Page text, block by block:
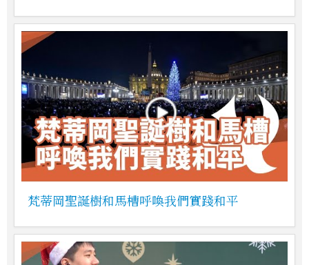
梵蒂岡聖誕樹和馬槽呼喚我們實踐和平